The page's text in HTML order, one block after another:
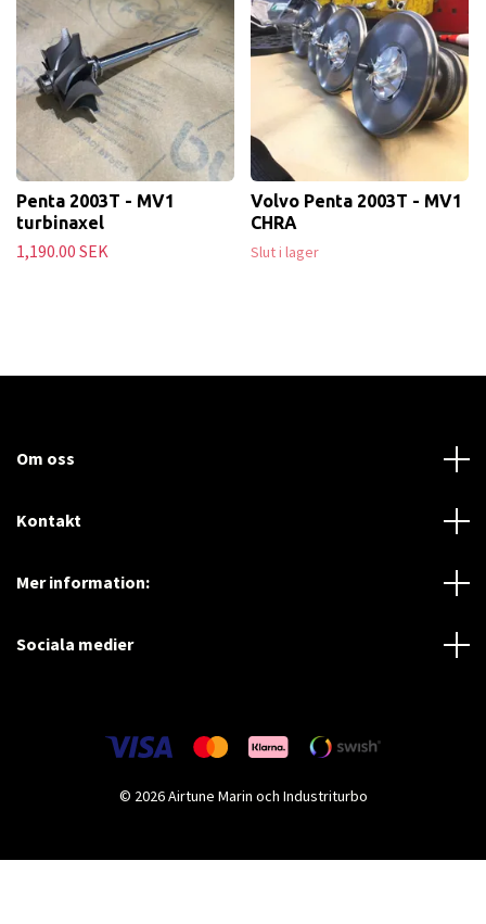
Penta 2003T - MV1
turbinaxel
1,190.00 SEK
Volvo Penta 2003T - MV1
CHRA
Slut i lager
Om oss
Kontakt
Mer information:
Sociala medier
© 2026 Airtune Marin och Industriturbo